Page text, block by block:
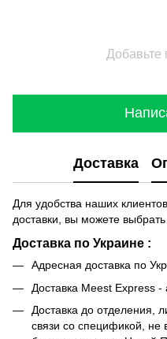
Добавьте
Доставка
Для удобства наших
доставки, вы можете
Доставка по Украине :
Адресная доставка по
Доставка Meest Express -
Доставка до отделения,
связи со спецификой, не